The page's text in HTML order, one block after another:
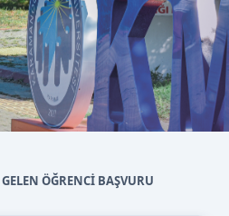
ÖĞRENCİ BAŞVURU